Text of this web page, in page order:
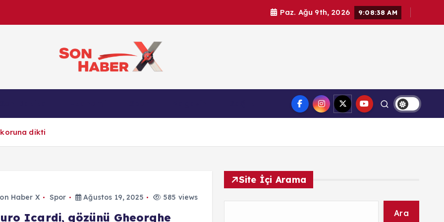
Paz. Ağu 9th, 2026 9:08:39 AM
Son Haber X’te son dakika, Türkiye gündemi ve yerel haberler. Doğrulanmış kaynaklar, tarafsız içerik ve
anlık gelişmelerle güvenilir haber deneyimi.
dikti
Haber X Spor Ağustos 19, 2025 585 views
Icardi, gözünü Gheorghe
Site İçi Arama
Ara